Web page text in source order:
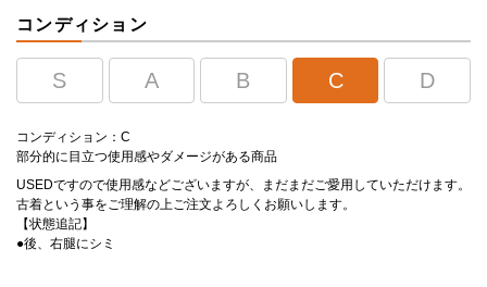
コンディション
S A B C D
コンディション：C
部分的に目立つ使用感やダメージがある商品
USEDですので使用感などございますが、まだまだご愛用していただけます。
古着という事をご理解の上ご注文よろしくお願いします。
【状態追記】
●後、右腿にシミ